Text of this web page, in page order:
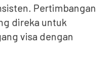
Pertimbangan
direka untuk
visa dengan